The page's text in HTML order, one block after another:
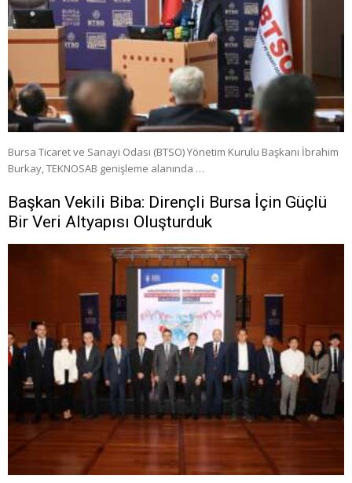
Bursa Ticaret ve Sanayi Odası (BTSO) Yönetim Kurulu Başkanı İbrahim
Burkay, TEKNOSAB genişleme alanında …
Başkan Vekili Biba: Dirençli Bursa İçin Güçlü
Bir Veri Altyapısı Oluşturduk